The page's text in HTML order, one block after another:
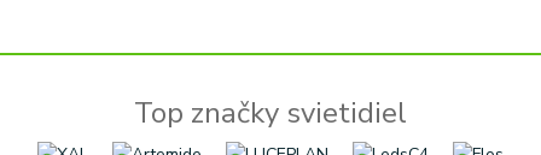
Top značky svietidiel